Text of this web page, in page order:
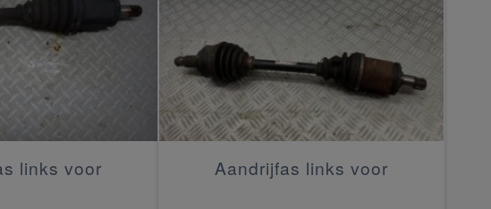
links voor Aandrijfas links voor